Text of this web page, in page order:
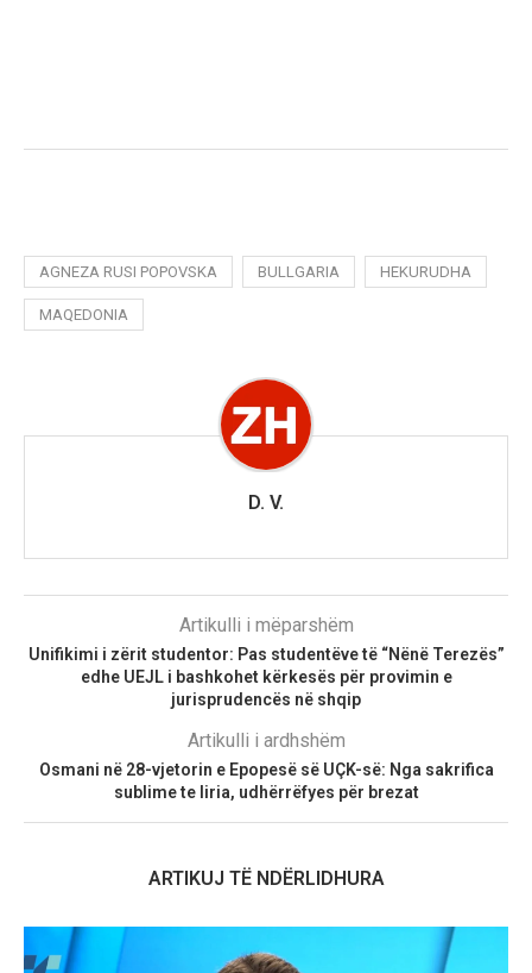
AGNEZA RUSI POPOVSKA BULLGARIA HEKURUDHA
MAQEDONIA
D. V.
Artikulli i mëparshëm
Unifikimi i zërit studentor: Pas studentëve të “Nënë Terezës”
edhe UEJL i bashkohet kërkesës për provimin e
jurisprudencës në shqip
Artikulli i ardhshëm
Osmani në 28-vjetorin e Epopesë së UÇK-së: Nga sakrifica
sublime te liria, udhërrëfyes për brezat
ARTIKUJ TË NDËRLIDHURA